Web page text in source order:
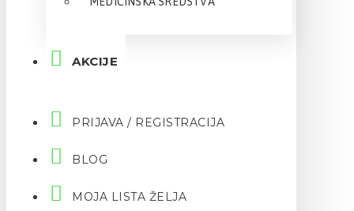
AKCIJE
PRIJAVA / REGISTRACIJA
BLOG
MOJA LISTA ŽELJA